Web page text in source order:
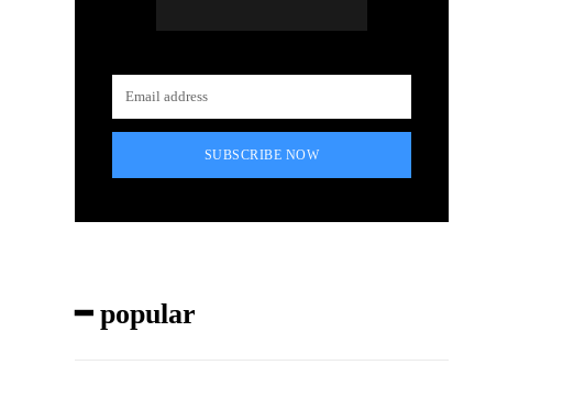
SUBSCRIBE NOW
━ popular